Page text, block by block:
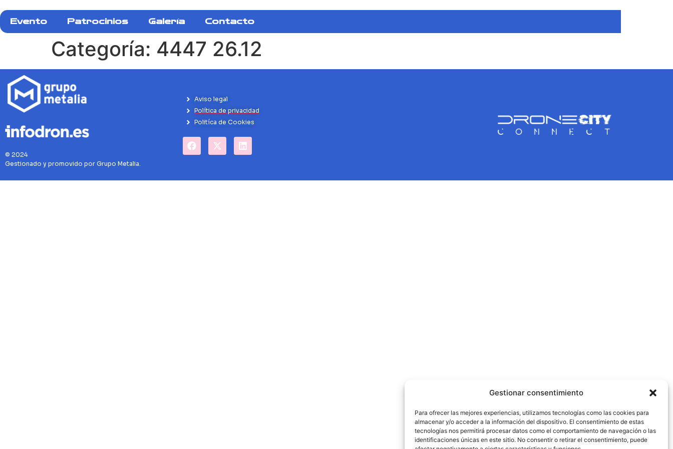
Gestionar consentimiento
Para ofrecer las mejores experiencias, utilizamos tecnologías como las cookies para
almacenar y/o acceder a la información del dispositivo. El consentimiento de estas
tecnologías nos permitirá procesar datos como el comportamiento de navegación o las
identificaciones únicas en este sitio. No consentir o retirar el consentimiento, puede
Evento Patrocinios Galería Contacto
Categoría: 4447 26.12
© 2024
Gestionado y promovido por Grupo Metalia.
Aviso legal
Política de privacidad
Politíca de Cookies